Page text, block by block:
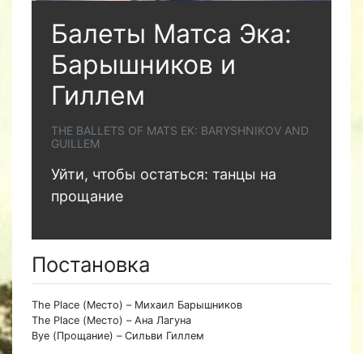
Балеты Матса Эка:
Барышников и
Гиллем
THE BALLETS OF MATS EK: BARYSHNIKOV AND
GUILLEM
Уйти, чтобы остаться: танцы на
прощание
Постановка
The Place (Место) – Михаил Барышников
The Place (Место) – Ана Лагуна
Bye (Прощание) – Сильви Гиллем